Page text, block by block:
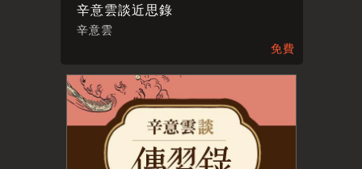
辛意雲談近思錄
辛意雲
免費